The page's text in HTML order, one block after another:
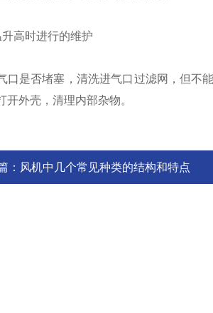
高时进行的维护
口是否堵塞，清洗进气口过滤网，但不
开外壳，清理内部杂物。
： 风机中几个常见种类的结构和特点